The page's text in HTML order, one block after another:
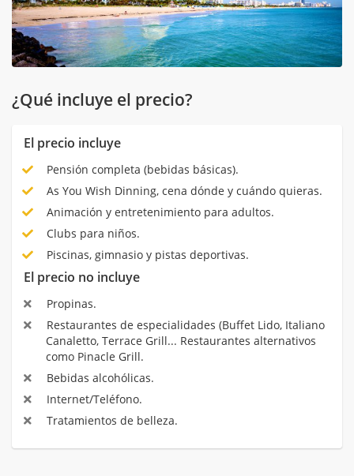
¿Qué incluye el precio?
El precio incluye
Pensión completa (bebidas básicas).
As You Wish Dinning, cena dónde y cuándo quieras.
Animación y entretenimiento para adultos.
Clubs para niños.
Piscinas, gimnasio y pistas deportivas.
El precio no incluye
Propinas.
Restaurantes de especialidades (Buffet Lido, Italiano
Canaletto, Terrace Grill... Restaurantes alternativos
como Pinacle Grill.
Bebidas alcohólicas.
Internet/Teléfono.
Tratamientos de belleza.